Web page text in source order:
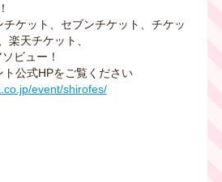
ケット、セブンチケット、チケッ
楽天チケット、
ビュー！
公式HPをご覧ください
event/shirofes/